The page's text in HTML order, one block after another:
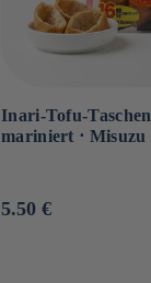
Inari-Tofu-
mariniert ⋅ Misuzu
Normaler
5.50 €